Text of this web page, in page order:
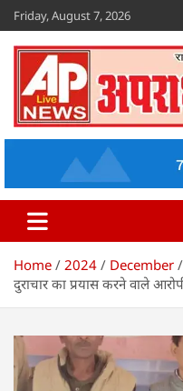
Skip
to
content
Friday, August 7, 2026
Apradh
www.apradhprahari.in
Home 2024 December
दुराचार का प्रयास करने वाले